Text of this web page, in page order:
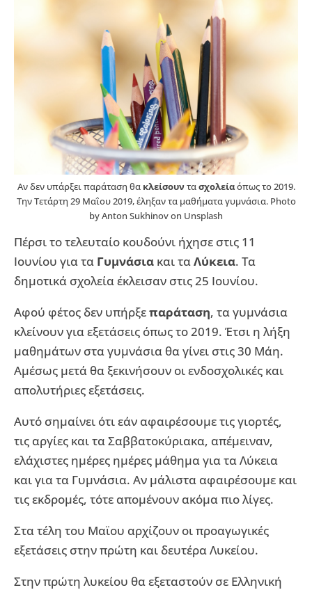
Αν δεν υπάρξει παράταση θα κλείσουντασχολείαόπως το 2019.
Την Τετάρτη 29 Μαΐου 2019, έληξαν τα μαθήματα γυμνάσια. Photo
by Anton Sukhinov on Unsplash
Πέρσι το τελευταίο κουδούνι ήχησε στις 11
Ιουνίου για τα Γυμνάσια και ταΛύκεια. Τα
δημοτικά σχολεία έκλεισαν στις 25 Ιουνίου.
Αφού φέτος δεν υπήρξεπαράταση, τα γυμνάσια
κλείνουν για εξετάσεις όπως το 2019. Έτσι η λήξη
μαθημάτων στα γυμνάσια θα γίνει στις 30 Μάη.
Αμέσως μετά θα ξεκινήσουν οι ενδοσχολικές και
απολυτήριες εξετάσεις.
Αυτό σημαίνει ότι εάν αφαιρέσουμε τις γιορτές,
τις αργίες και τα Σαββατοκύριακα, απέμειναν,
ελάχιστες ημέρες ημέρες μάθημα για τα Λύκεια
και για τα Γυμνάσια. Αν μάλιστα αφαιρέσουμε και
τις εκδρομές, τότε απομένουν ακόμα πιο λίγες.
Στα τέλη του Μαϊου αρχίζουν οι προαγωγικές
εξετάσεις στην πρώτη και δευτέρα Λυκείου.
Στην πρώτη λυκείου θα εξεταστούν σε Ελληνική